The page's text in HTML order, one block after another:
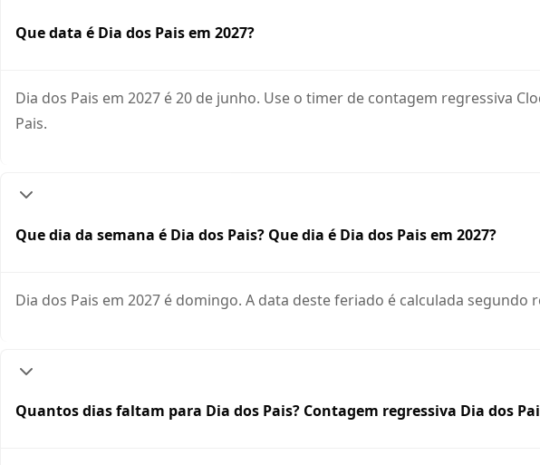
Que data é Dia dos Pais em 2027?
Dia dos Pais em 2027 é 20 de junho. Use o timer de contagem regressiva
Pais.
Que dia da semana é Dia dos Pais? Que dia é Dia dos Pais em 2027?
Dia dos Pais em 2027 é domingo. A data deste feriado é calculada
Quantos dias faltam para Dia dos Pais? Contagem regressiva Dia dos